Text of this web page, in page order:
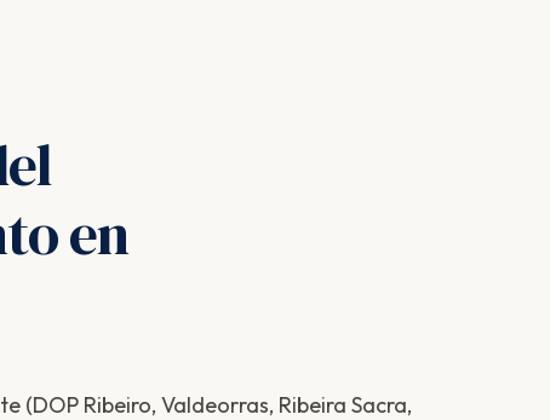
en
(DOP Ribeiro, Valdeorras, Ribeira Sacra,